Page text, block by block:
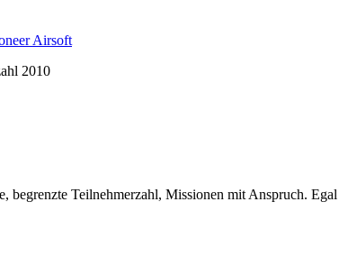
begrenzte Teilnehmerzahl, Missionen mit Anspruch.